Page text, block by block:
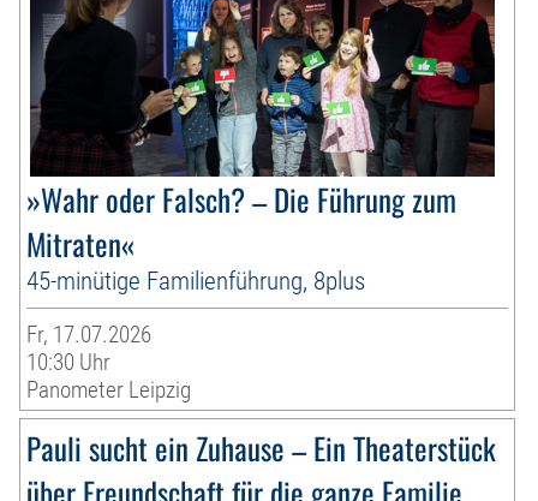
»Wahr oder Falsch? – Die Führung zum
Mitraten«
45-minütige Familienführung, 8plus
Fr, 17.07.2026
10:30 Uhr
Panometer Leipzig
Pauli sucht ein Zuhause – Ein Theaterstück
über Freundschaft für die ganze Familie